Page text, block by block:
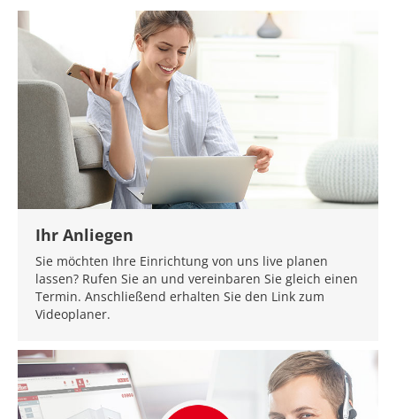
Ihr Anliegen
Sie möchten Ihre Einrichtung von uns live planen
lassen? Rufen Sie an und vereinbaren Sie gleich einen
Termin. Anschließend erhalten Sie den Link zum
Videoplaner.